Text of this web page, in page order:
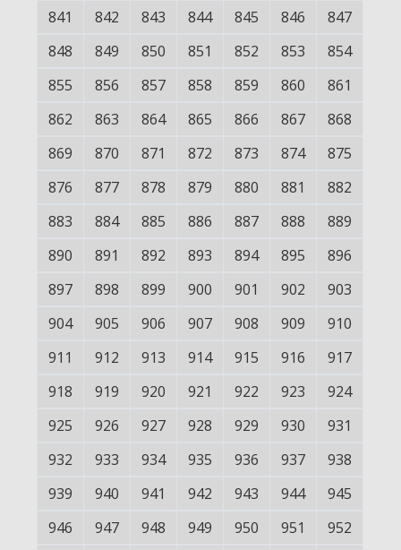
841 842 843 844 845 846
847
848
849 850 851 852 853
854
855
856 857 858 859 860
861
862
863 864 865 866 867
868
869
870 871 872 873 874
875
876
877 878 879 880 881
882
883
884 885 886 887 888
889
890
891 892 893 894 895
896
897
898 899 900 901 902
903
904
905 906 907 908 909
910
911
912 913 914 915 916
917
918
919 920 921 922 923
924
925
926 927 928 929 930
931
932
933 934 935 936 937
938
939
940 941 942 943 944
945
946
947 948 949 950 951
952